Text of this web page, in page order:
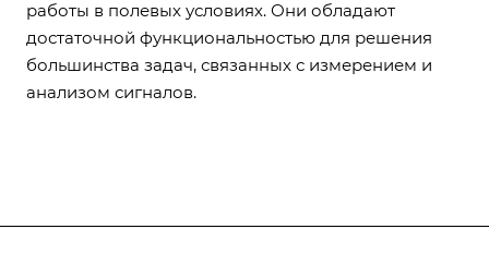
работы в полевых условиях. Они обладают
достаточной функциональностью для решения
большинства задач, связанных с измерением и
анализом сигналов.